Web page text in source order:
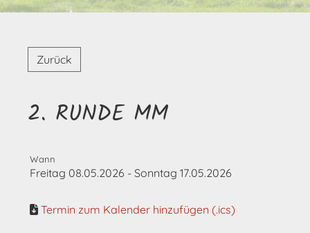
Zurück
2. RUNDE MM
Wann
Freitag 08.05.2026 - Sonntag 17.05.2026
Termin zum Kalender hinzufügen (.ics)